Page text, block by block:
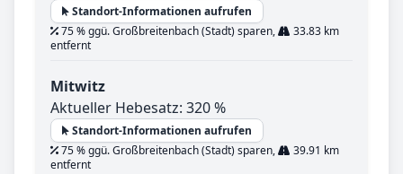
Standort-Informationen aufrufen
75 % ggü. Großbreitenbach (Stadt) sparen,
33.83 km
entfernt
Mitwitz
Aktueller Hebesatz: 320 %
Standort-Informationen aufrufen
75 % ggü. Großbreitenbach (Stadt) sparen,
39.91 km
entfernt